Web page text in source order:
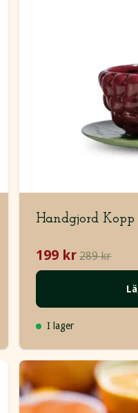
Handgjord
199 kr 289 kr
I lager